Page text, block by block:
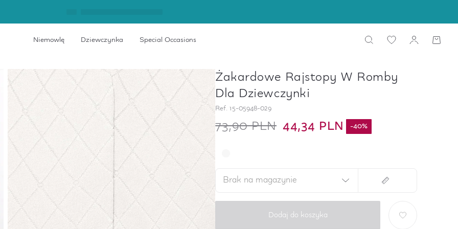
Niemowlę Dziewczynka Special Occasions
Żakardowe Rajstopy W Romby
Dla Dziewczynki
Ref. 15-05948-029
73,90 PLN 44,34 PLN -40%
Brak na magazynie
Dodaj do koszyka